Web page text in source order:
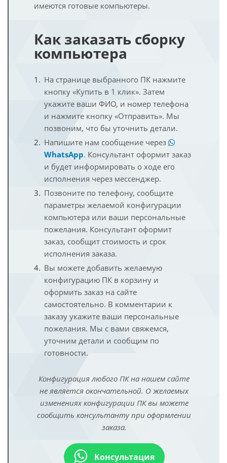
имеются готовые компьютеры.
Как заказать сборку
компьютера
На странице выбранного ПК нажмите
кнопку «Купить в 1 клик». Затем
укажите ваши ФИО, и номер телефона
и нажмите кнопку «Отправить». Мы
позвоним, что бы уточнить детали.
Напишите нам сообщение через
WhatsApp. Консультант оформит заказ
и будет информировать о ходе его
исполнения через мессенджер.
Позвоните по телефону, сообщите
параметры желаемой конфигурации
компьютера или ваши персональные
пожелания. Консультант оформит
заказ, сообщит стоимость и срок
исполнения заказа.
Вы можете добавить желаемую
конфигурацию ПК в корзину и
оформить заказ на сайте
самостоятельно. В комментарии к
заказу укажите ваши персональные
пожелания. Мы с вами свяжемся,
уточним детали и сообщим по
готовности.
Конфигурация любого ПК на нашем сайте
не является окончательной. О желаемых
изменениях конфигурации ПК вы можете
сообщить консультанту при оформлении
заказа.
Консультация